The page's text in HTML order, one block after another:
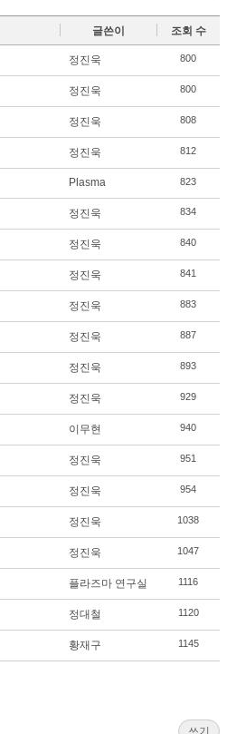
글쓴이 조회 수
정진욱 800
정진욱 800
정진욱 808
정진욱 812
Plasma 823
정진욱 834
정진욱 840
정진욱 841
정진욱 883
정진욱 887
정진욱 893
정진욱 929
이무현 940
정진욱 951
정진욱 954
정진욱 1038
정진욱 1047
플라즈마 연구실 1116
정대철 1120
황재구 1145
쓰기